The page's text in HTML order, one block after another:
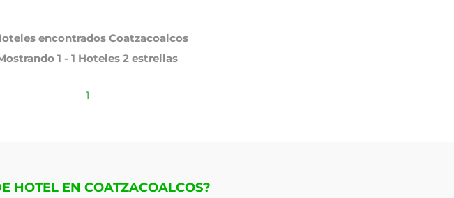
encontrados Coatzacoalcos
1 - 1 Hoteles2 estrellas
1
HOTEL EN COATZACOALCOS?